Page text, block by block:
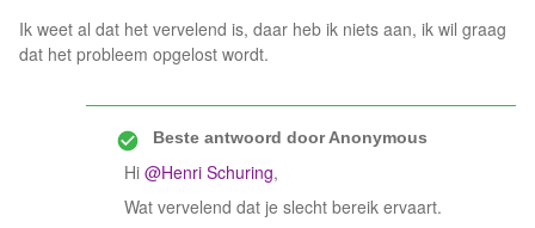
Ik weet al dat het vervelend is, daar heb ik niets aan, ik wil graag
dat het probleem opgelost wordt.
Beste antwoord doorAnonymous
Hi @Henri Schuring,
Wat vervelend dat je slecht bereik ervaart.